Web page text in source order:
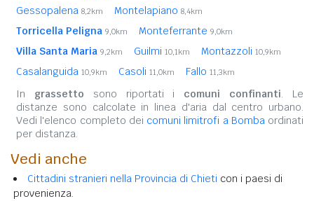
Gessopalena 8,2km Montelapiano 8,4km
Torricella Peligna 9,0km Monteferrante 9,0km
Villa Santa Maria 9,2km Guilmi 10,1km Montazzoli 10,9km
Casalanguida 10,9km Casoli 11,0km Fallo 11,3km
In grassetto sono riportati i comuni confinanti. Le
distanze sono calcolate in linea d'aria dal centro urbano.
Vedi l'elenco completo dei comuni limitrofi a Bombaordinati
per distanza.
Vedi anche
Cittadini stranieri nella Provincia di Chieti con i paesi di
provenienza.